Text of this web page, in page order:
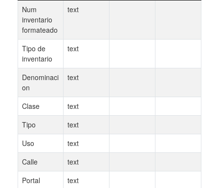
Num
inventario
formateado
text
Tipo de
inventario
text
Denominaci
on
text
Clase
text
Tipo
text
Uso
text
Calle
text
Portal
text